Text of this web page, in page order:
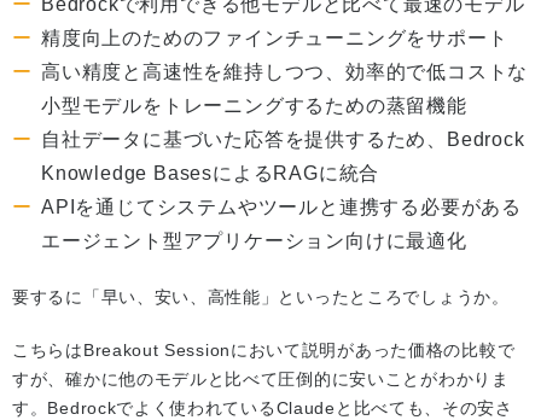
Bedrockで利用できる他モデルと比べて最速のモデル
精度向上のためのファインチューニングをサポート
高い精度と高速性を維持しつつ、効率的で低コストな
小型モデルをトレーニングするための蒸留機能
自社データに基づいた応答を提供するため、Bedrock
Knowledge BasesによるRAGに統合
APIを通じてシステムやツールと連携する必要がある
エージェント型アプリケーション向けに最適化
要するに「早い、安い、高性能」といったところでしょうか。
こちらはBreakout Sessionにおいて説明があった価格の比較で
すが、確かに他のモデルと比べて圧倒的に安いことがわかりま
す。Bedrockでよく使われているClaudeと比べても、その安さ